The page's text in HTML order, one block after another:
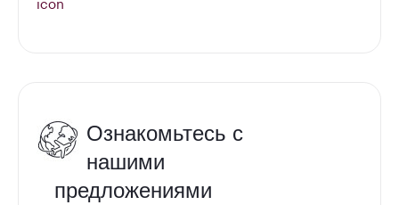
Ознакомьтесь с
нашими
предложениями